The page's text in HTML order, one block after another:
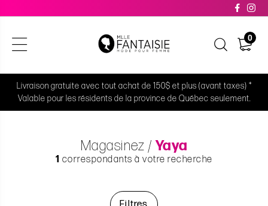
0
Livraison gratuite avec tout achat de 150$ et plus (avant taxes) *
Valable pour les résidents de la province de Québec seulement.
Magasinez Yaya
1 correspondants à votre recherche